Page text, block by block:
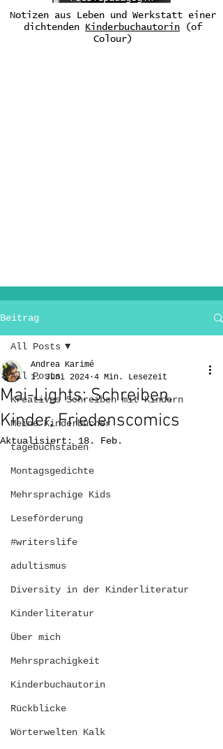
Notizen aus Leben und Werkstatt einer
dichtenden
Kinderbuchautorin (of
Colour)
Beitrag
All Posts
Kreatives Schreiben mit Kindern
Meine Kinderbücher
tagebuchstaben
Montagsgedichte
Mehrsprachige Kids
Leseförderung
#writerslife
adultismus
Diversity in der Kinderliteratur
Kinderliteratur
Über mich
Mehrsprachigkeit
Kinderbuchautorin
Rückblicke
Wörterwelten Kalk
All Posts
Mai-Lights: Schreiben,
Kinder, Friedenscomics
Andrea Karimé
1. Juni 2024 4 Min. Lesezeit
Aktualisiert: 18. Feb.